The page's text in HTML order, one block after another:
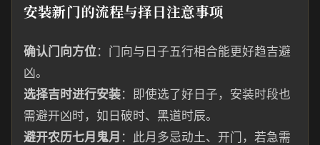
安装新门的流程与择日注意事项
确认门向方位：门向与日子五行相合能更好趋吉避
凶。
选择吉时进行安装：即使选了好日子，安装时段也
需避开凶时，如日破时、黑道时辰。
避开农历七月鬼月 ：此月多忌动土、开门，若急需